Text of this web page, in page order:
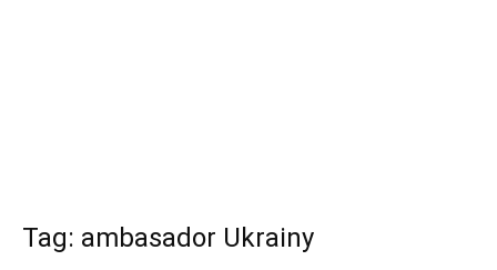
Tag: ambasador Ukrainy